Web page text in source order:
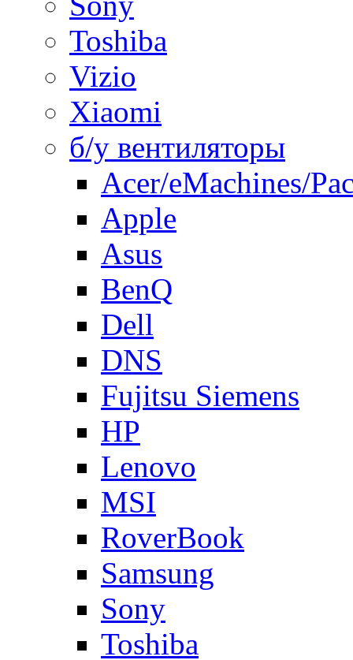
Toshiba
Vizio
Xiaomi
б/у вентиляторы
Acer/eMachines/
Apple
Asus
BenQ
Dell
DNS
Fujitsu Siemens
HP
Lenovo
MSI
RoverBook
Samsung
Sony
Toshiba